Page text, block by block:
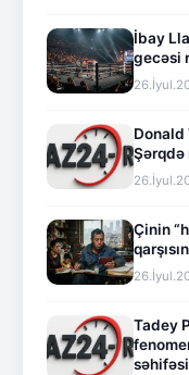
İbay
gecəsi
Donald
Çinin
Tadey
səhifəsi